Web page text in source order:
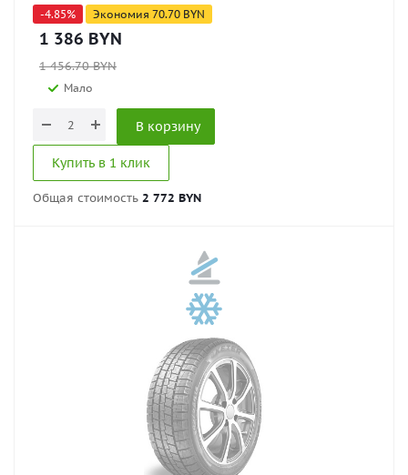
-4.85% Экономия 70.70 BYN
1 386 BYN
1 456.70BYN
Мало
В корзину
Купить в 1 клик
Общая стоимость 2 772 BYN